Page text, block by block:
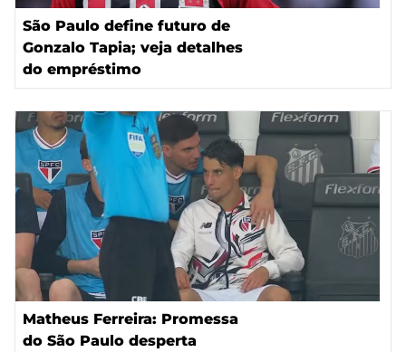
São Paulo define futuro de
Gonzalo Tapia; veja detalhes
do empréstimo
Matheus Ferreira: Promessa
do São Paulo desperta